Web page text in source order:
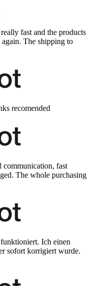
fast and the products
The shipping to
recomended
communication, fast
The whole purchasing
Ich einen
sofort korrigiert wurde.